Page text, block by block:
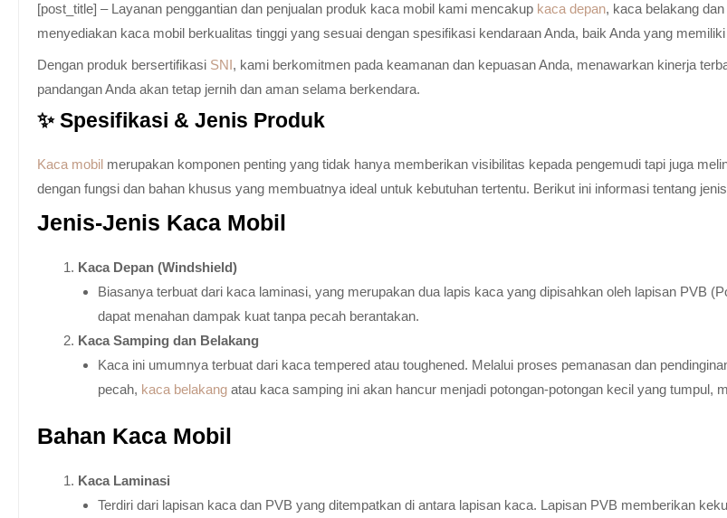
[post_title] – Layanan penggantian dan penjualan produk kaca mobil kami mencakup kaca depan, kaca belakang
menyediakan kaca mobil berkualitas tinggi yang sesuai dengan spesifikasi kendaraan Anda, baik Anda yang
Dengan produk bersertifikasi SNI, kami berkomitmen pada keamanan dan kepuasan Anda, menawarkan kinerja
pandangan Anda akan tetap jernih dan aman selama berkendara.
✨ Spesifikasi & Jenis Produk
Kaca mobilmerupakan komponen penting yang tidak hanya memberikan visibilitas kepada pengemudi tapi juga
dengan fungsi dan bahan khusus yang membuatnya ideal untuk kebutuhan tertentu. Berikut ini informasi tentang
Jenis-Jenis Kaca Mobil
Kaca Depan (Windshield)
Biasanya terbuat dari kaca laminasi, yang merupakan dua lapis kaca yang dipisahkan oleh lapisan PVB
dapat menahan dampak kuat tanpa pecah berantakan.
Kaca Samping dan Belakang
Kaca ini umumnya terbuat dari kaca tempered atau toughened. Melalui proses pemanasan dan
pecah, kaca belakang atau kaca samping ini akan hancur menjadi potongan-potongan kecil yang tumpul,
Bahan Kaca Mobil
Kaca Laminasi
Terdiri dari lapisan kaca dan PVB yang ditempatkan di antara lapisan kaca. Lapisan PVB memberikan